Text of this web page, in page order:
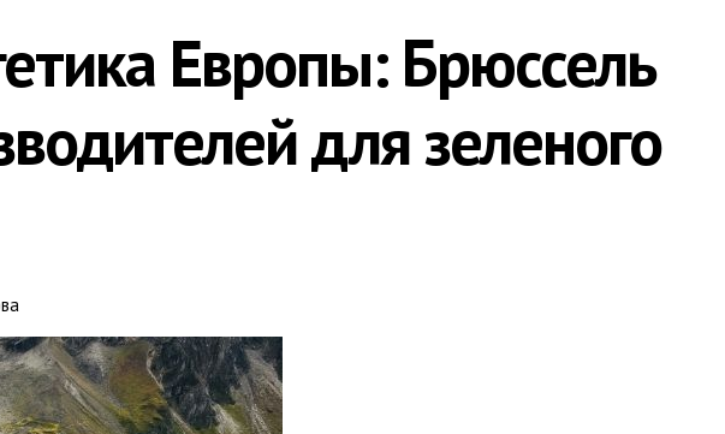
Европы: Брюссель
для зеленого